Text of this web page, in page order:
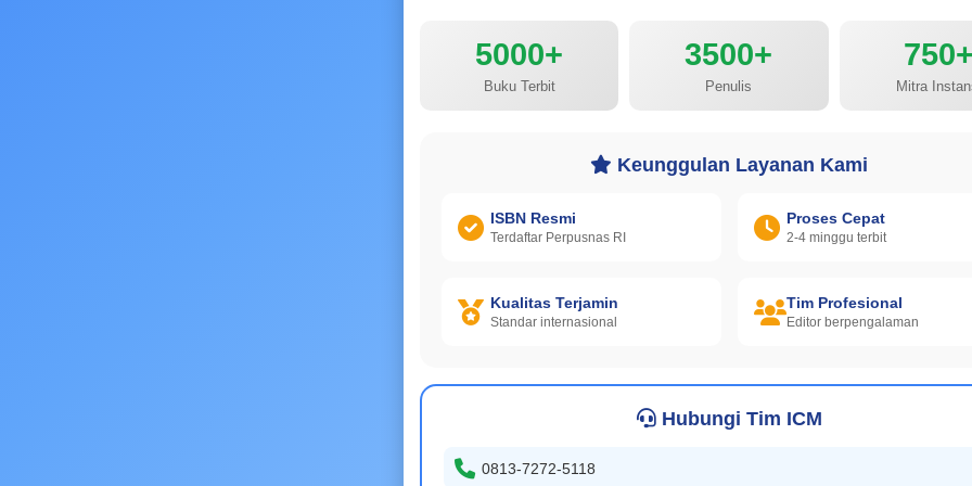
5000+
Buku Terbit
3500+
Penulis Mitra
Keunggulan Layanan Kami
ISBN Resmi
Terdaftar Perpusnas RI
Proses Cepat
2-4 minggu terbit
Kualitas Terjamin
Standar internasional
Tim Profesional
Editor berpengalaman
Hubungi Tim ICM
0813-7272-5118